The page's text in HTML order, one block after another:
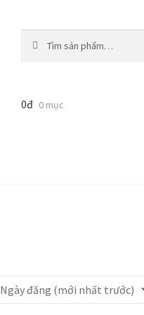
kiếm:
kiếm
0đ 0 mục
Ngày đăng (mới nhất trước)